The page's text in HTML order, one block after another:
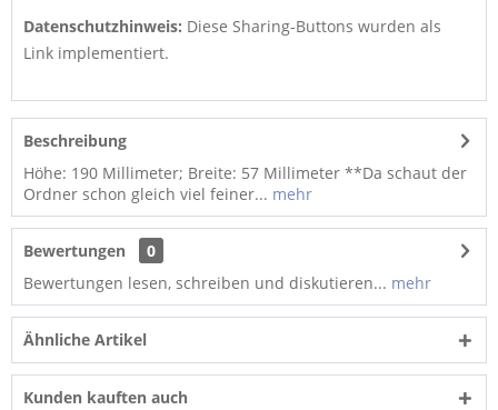
Datenschutzhinweis: Diese Sharing-Buttons wurden als
Link implementiert.
Beschreibung
Höhe: 190 Millimeter; Breite: 57 Millimeter **Da schaut der
Ordner schon gleich viel feiner... mehr
Bewertungen
0
Bewertungen lesen, schreiben und diskutieren... mehr
Ähnliche Artikel
Kunden kauften auch